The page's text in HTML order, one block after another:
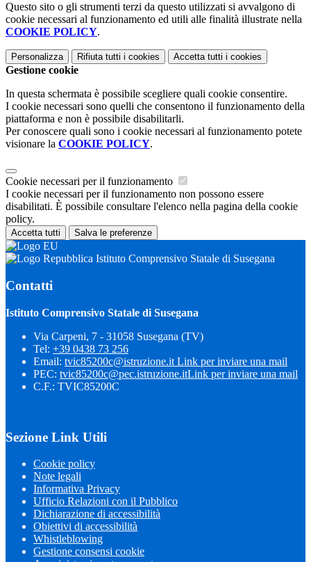
Questo sito o gli strumenti terzi da questo utilizzati si avvalgono di
cookie necessari al funzionamento ed utili alle finalità illustrate nella
COOKIE POLICY.
Personalizza Rifiuta tutti i cookies Accetta tutti i cookies
Gestione cookie
In questa schermata è possibile scegliere quali cookie consentire.
I cookie necessari sono quelli che consentono il funzionamento della
piattaforma e non è possibile disabilitarli.
Per conoscere quali sono i cookie necessari al funzionamento potete
visionare la COOKIE POLICY.
Cookie necessari per il funzionamento
I cookie necessari per il funzionamento non possono essere
disabilitati. È possibile consultare l'elenco nella pagina della cookie
policy.
Accetta tutti Salva le preferenze
Istituto Comprensivo Statale di Susegana
Contatti
Istituto Comprensivo Statale di Susegana
Via Carpeni, 7 - 31058 Susegana (TV)
Tel: +39 0438 73 256
Email: tvic85200c@istruzione.it Link per inviare una mail
PEC: tvic85200c@pec.istruzione.itLink per inviare una mail
C.F.: TVIC85200C
Sezione Link Utili
Cookie policy
Note legali
Informativa Privacy
Ufficio Relazioni con il Pubblico
Dichiarazione di accessibilità
Obiettivi di accessibilità
Whistleblowing
Gestione consensi cookie